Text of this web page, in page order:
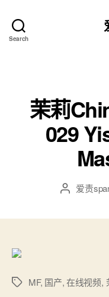
Search
茉莉
029
文 爱责
标
MF, 国产,在线视频,